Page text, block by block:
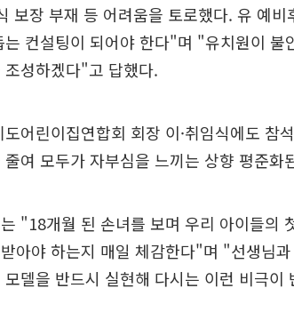
보장 부재 등 어려움을 토로했다. 유 예
는 컨설팅이 되어야 한다"며 "유치원이 불
조성하겠다"고 답했다.
어린이집연합회 회장 이·취임식에도 참
여 모두가 자부심을 느끼는 상향 평준
"18개월 된 손녀를 보며 우리 아이들의
아야 하는지 매일 체감한다"며 "선생님
모델을 반드시 실현해 다시는 이런 비극